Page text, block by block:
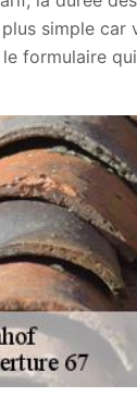
simple car
formulaire